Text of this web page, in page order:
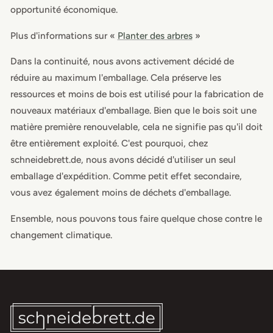
opportunité économique.
Plus d'informations sur « Planter des arbres»
Dans la continuité, nous avons activement décidé de
réduire au maximum l'emballage. Cela préserve les
ressources et moins de bois est utilisé pour la fabrication de
nouveaux matériaux d'emballage. Bien que le bois soit une
matière première renouvelable, cela ne signifie pas qu'il doit
être entièrement exploité. C'est pourquoi, chez
schneidebrett.de, nous avons décidé d'utiliser un seul
emballage d'expédition. Comme petit effet secondaire,
vous avez également moins de déchets d'emballage.
Ensemble, nous pouvons tous faire quelque chose contre le
changement climatique.